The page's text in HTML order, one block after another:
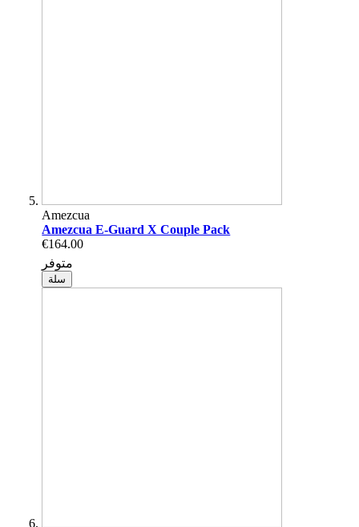
Amezcua
Amezcua E-Guard X Couple Pack
€164.00
متوفر
سلة